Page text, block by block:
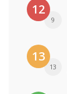
12
9
13
13